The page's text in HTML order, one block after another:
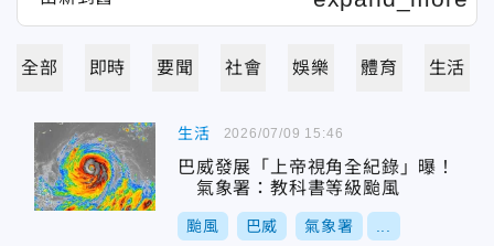
全部 即時 要聞 社會 娛樂 體育 生活
生活
巴威發展「上帝視角全紀錄」曝！
氣象署：教科書等級颱風
颱風 巴威 氣象署
2026/07/09 15:46